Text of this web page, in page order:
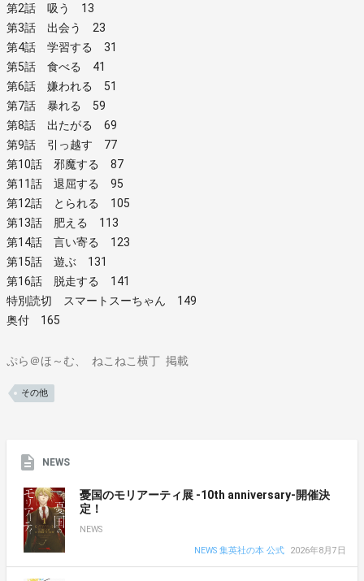
第2話 吸う 13
第3話 出会う 23
第4話 学習する 31
第5話 食べる 41
第6話 嫌われる 51
第7話 暴れる 59
第8話 出たがる 69
第9話 引っ越す 77
第10話 邪魔する 87
第11話 退屈する 95
第12話 とられる 105
第13話 肥える 113
第14話 言い寄る 123
第15話 遊ぶ 131
第16話 脱走する 141
特別読切 スマートスーちゃん 149
奥付 165
ぷら＠ほ～む ねこねこ横丁 掲載
その他
NEWS
憂国のモリアーティ展 -10th anniversary-開催決
定！
NEWS
NEWS 集英社の本 公式
2026年8月7日